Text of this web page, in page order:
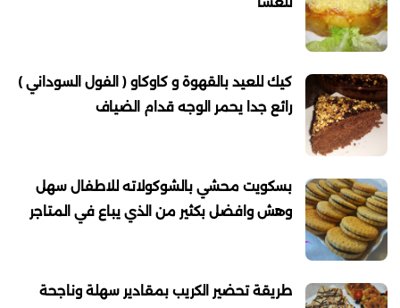
كيك للعيد بالقهوة و كاوكاو ( الفول السوداني )
رائع جدا يحمر الوجه قدام الضياف
بسكويت محشي بالشوكولاته للاطفال سهل
وهش وافضل بكثير من الذي يباع في المتاجر
طريقة تحضير الكريب بمقادير سهلة وناجحة